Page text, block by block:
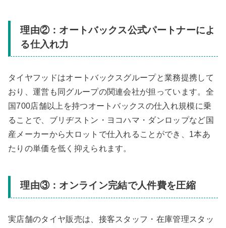
理由②：オートバックス公式パートナーによ
る仕入れ力
タイヤフッドはオートバックスグループと業務提携して
おり、運営も同グループの関連会社が担っています。全
国700店舗以上を持つオートバックスの仕入れ規模に乗
ることで、ブリヂストン・ヨコハマ・ダンロップなど国
産メーカーから大ロットで仕入れることができ、1本あ
たりの単価を低く抑えられます。
理由③：オンライン完結で人件費を圧縮
実店舗のタイヤ販売は、接客スタッフ・在庫管理スタッ